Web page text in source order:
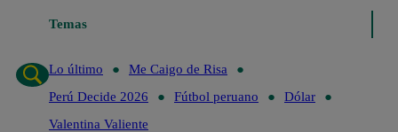
Temas
de Risa Perú Decide 2026
Lo último
Me Caigo de Risa
Perú Decide 2026
Fútbol peruano
Dólar
Valentina Valiente